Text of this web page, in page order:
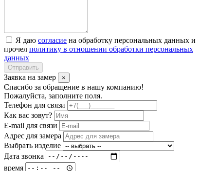
Я даю согласие на обработку персональных данных и
прочел политику в отношении обработки персональных
данных
Отправить
Заявка на замер ×
Спасибо за обращение в нашу компанию!
Пожалуйста, заполните поля.
Телефон для связи
Как вас зовут?
E-mail для связи
Адрес для замера
Выбрать изделие
Дата звонка
время